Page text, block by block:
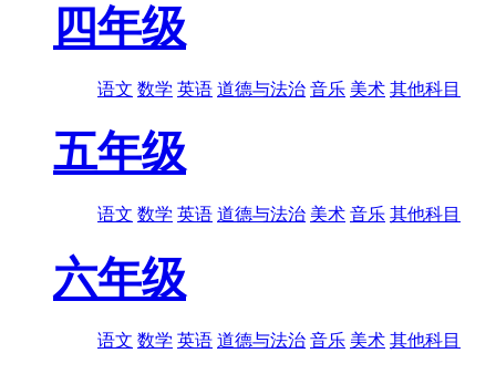
四年级
语文 数学 英语 道德与法治 音乐 美术 其他科目
五年级
语文 数学 英语 道德与法治 美术 音乐 其他科目
六年级
语文 数学 英语 道德与法治 音乐 美术 其他科目